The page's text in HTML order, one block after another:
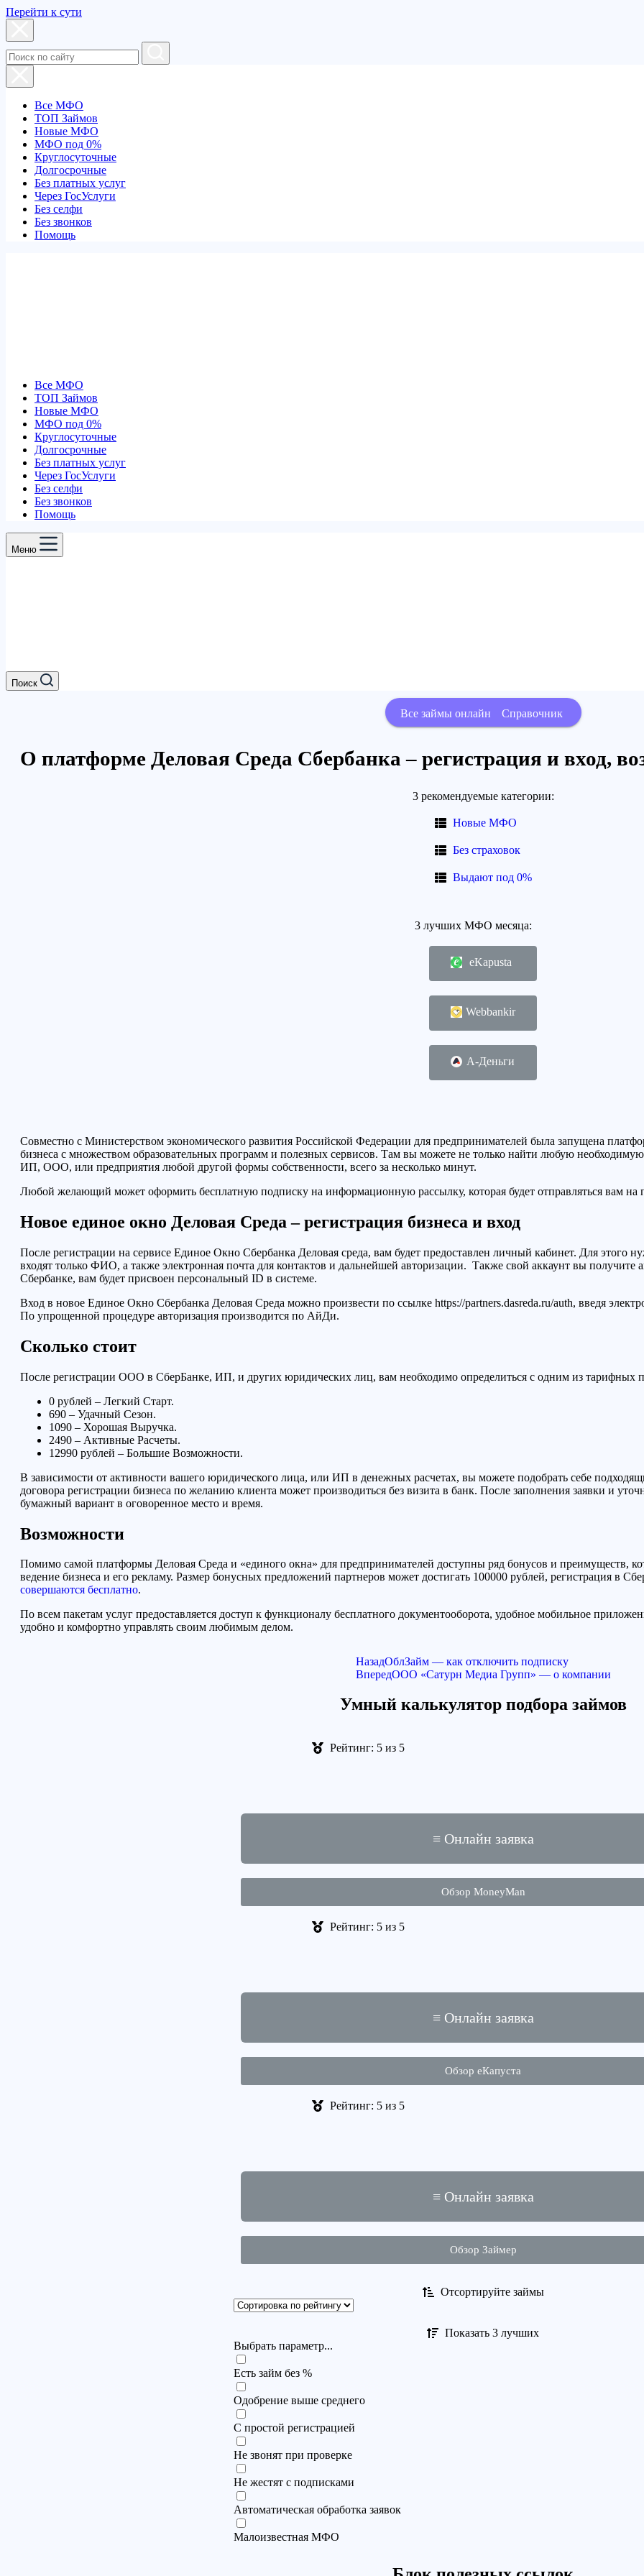
Перейти к сути
Все МФО
ТОП Займов
Новые МФО
МФО под 0%
Круглосуточные
Долгосрочные
Без платных услуг
Через ГосУслуги
Без селфи
Без звонков
Помощь
Все МФО
ТОП Займов
Новые МФО
МФО под 0%
Круглосуточные
Долгосрочные
Без платных услуг
Через ГосУслуги
Без селфи
Без звонков
Помощь
Меню
Поиск
Все займы онлайн Справочник
О платформе Деловая Среда Сбербанка – регистрация и вход,
3 рекомендуемые категории:
Новые МФО
Без страховок
Выдают под 0%
3 лучших МФО месяца:
eKapusta
Webbankir
А-Деньги
Совместно с Министерством экономического развития Российской Федерации для предпринимателей была запущена
бизнеса с множеством образовательных программ и полезных сервисов. Там вы можете не только найти любую
ИП, ООО, или предприятия любой другой формы собственности, всего за несколько минут.
Любой желающий может оформить бесплатную подписку на информационную рассылку, которая будет отправляться вам на
Новое единое окно Деловая Среда – регистрация бизнеса и вход
После регистрации на сервисе Единое Окно Сбербанка Деловая среда, вам будет предоставлен личный кабинет. Для
входят только ФИО, а также электронная почта для контактов и дальнейшей авторизации. Также свой аккаунт вы получите
Сбербанке, вам будет присвоен персональный ID в системе.
Вход в новое Единое Окно Сбербанка Деловая Среда можно произвести по ссылке https://partners.dasreda.ru/auth, введя
По упрощенной процедуре авторизация производится по АйДи.
Сколько стоит
После регистрации ООО в СберБанке, ИП, и других юридических лиц, вам необходимо определиться с одним из тарифных
0 рублей – Легкий Старт.
690 – Удачный Сезон.
1090 – Хорошая Выручка.
2490 – Активные Расчеты.
12990 рублей – Большие Возможности.
В зависимости от активности вашего юридического лица, или ИП в денежных расчетах, вы можете подобрать себе
договора регистрации бизнеса по желанию клиента может производиться без визита в банк. После заполнения заявки и
бумажный вариант в оговоренное место и время.
Возможности
Помимо самой платформы Деловая Среда и «единого окна» для предпринимателей доступны ряд бонусов и преимуществ,
ведение бизнеса и его рекламу. Размер бонусных предложений партнеров может достигать 100000 рублей, регистрация в
совершаются бесплатно.
По всем пакетам услуг предоставляется доступ к функционалу бесплатного документооборота, удобное мобильное
удобно и комфортно управлять своим любимым делом.
НазадОблЗайм — как отключить подписку
ВпередООО «Сатурн Медиа Групп» — о компании
Умный калькулятор подбора займов
Рейтинг: 5 из 5
≡ Онлайн заявка
Обзор MoneyMan
Рейтинг: 5 из 5
≡ Онлайн заявка
Обзор еКапуста
Рейтинг: 5 из 5
≡ Онлайн заявка
Обзор Займер
Отсортируйте займы
Показать 3 лучших
Выбрать параметр...
Есть займ без %
Одобрение выше среднего
С простой регистрацией
Не звонят при проверке
Не жестят с подписками
Автоматическая обработка заявок
Малоизвестная МФО